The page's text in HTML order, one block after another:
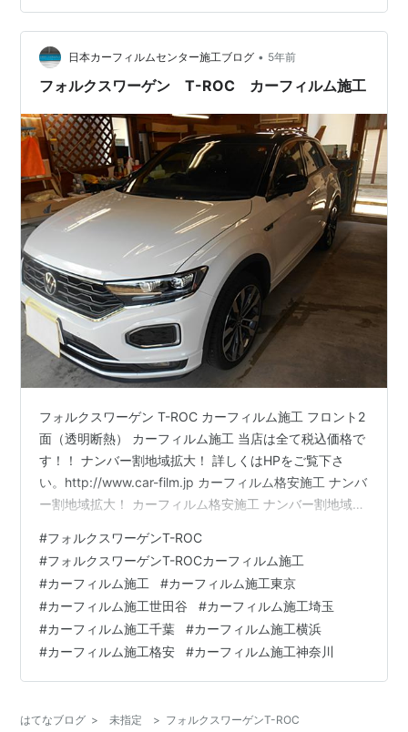
カーフィルム格安施工 ナンバー割地域拡大！ カーフィル
ム格安施工 ナンバー割地域拡大！ 詳しくはHPをご覧下
さい。http://www.c…
日本カーフィルムセンター施工ブログ • 5年前
フォルクスワーゲン T-ROC カーフィルム施工
フォルクスワーゲン T-ROC カーフィルム施工 フロント2
面（透明断熱） カーフィルム施工 当店は全て税込価格で
す！！ ナンバー割地域拡大！ 詳しくはHPをご覧下さ
い。http://www.car-film.jp カーフィルム格安施工 ナンバ
ー割地域拡大！ カーフィルム格安施工 ナンバー割地域拡
フィルム格安施工 ナンバー割地域拡大！ 詳しくはHPを
ご覧下さい。http://www.car-film.jp ボディコーティン
グ・ガラスコーティング格安・激安キャンペーン中！！
ボディコーティング・ガラスコーティング格安・激安キ
ャンペーン中！！ボデ…
#フォルクスワーゲンT-ROC
#フォルクスワーゲンT-ROCカーフィルム施工
#カーフィルム施工 #カーフィルム施工東京
#カーフィルム施工世田谷 #カーフィルム施工埼玉
#カーフィルム施工千葉 #カーフィルム施工横浜
#カーフィルム施工格安 #カーフィルム施工神奈川
はてなブログ > 未指定 > フォルクスワーゲンT-ROC